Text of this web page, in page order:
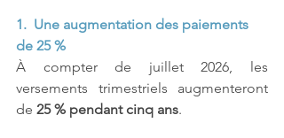
1. Une augmentation des paiements
de 25 %
À compter de juillet 2026, les
versements trimestriels augmenteront
de 25 % pendant cinq ans.